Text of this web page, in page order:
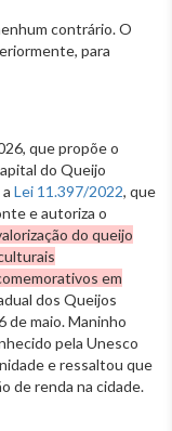
contrário. O
para
que propõe o
do Queijo
Lei 11.397/2022, que
e autoriza o
do queijo
em
dos Queijos
de maio. Maninho
pela Unesco
e ressaltou que
de renda na cidade.